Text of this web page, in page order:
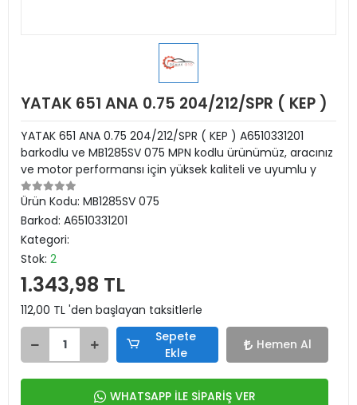
YATAK 651 ANA 0.75 204/212/SPR ( KEP )
YATAK 651 ANA 0.75 204/212/SPR ( KEP ) A6510331201
barkodlu ve MB1285SV 075 MPN kodlu ürünümüz, aracınız
ve motor performansı için yüksek kaliteli ve uyumlu y
Ürün Kodu: MB1285SV 075
Barkod: A6510331201
Kategori:
Stok: 2
1.343,98 TL
112,00 TL 'den başlayan taksitlerle
Sepete
Ekle
Hemen Al
WHATSAPP İLE SİPARİŞ VER